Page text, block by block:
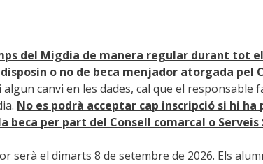
del Migdia de manera regular durant tot
o no de beca menjador atorgada pel
canvi en les dades, cal que el responsable
No es podrà acceptar cap inscripció si hi
beca per part del Consell comarcal o Serveis
serà el dimarts 8 de setembre de 2026. Els